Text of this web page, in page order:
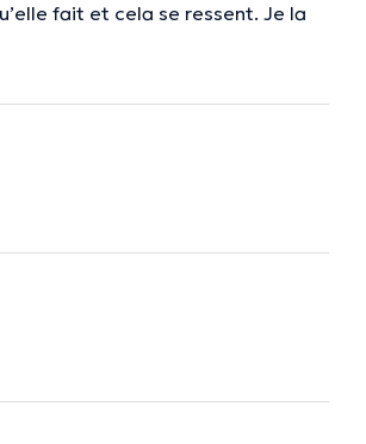
fait et cela se ressent. Je la